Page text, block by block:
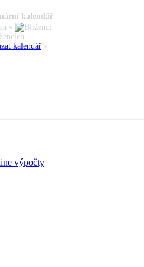
výpočty
kalendář
v
kalendář »